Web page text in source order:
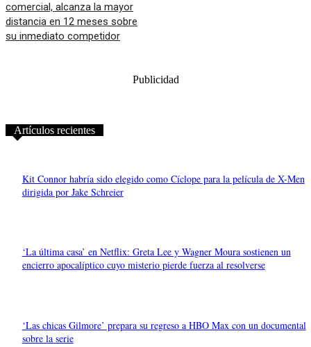
comercial, alcanza la mayor
distancia en 12 meses sobre
su inmediato competidor
Publicidad
Artículos recientes
Kit Connor habría sido elegido como Cíclope para la película de X-Men
dirigida por Jake Schreier
‘La última casa’ en Netflix: Greta Lee y Wagner Moura sostienen un
encierro apocalíptico cuyo misterio pierde fuerza al resolverse
‘Las chicas Gilmore’ prepara su regreso a HBO Max con un documental
sobre la serie